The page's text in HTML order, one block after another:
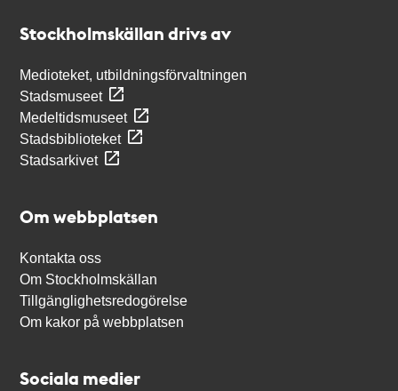
Stockholmskällan drivs av
Medioteket, utbildningsförvaltningen
Stadsmuseet
Medeltidsmuseet
Stadsbiblioteket
Stadsarkivet
Om webbplatsen
Kontakta oss
Om Stockholmskällan
Tillgänglighetsredogörelse
Om kakor på webbplatsen
Sociala medier